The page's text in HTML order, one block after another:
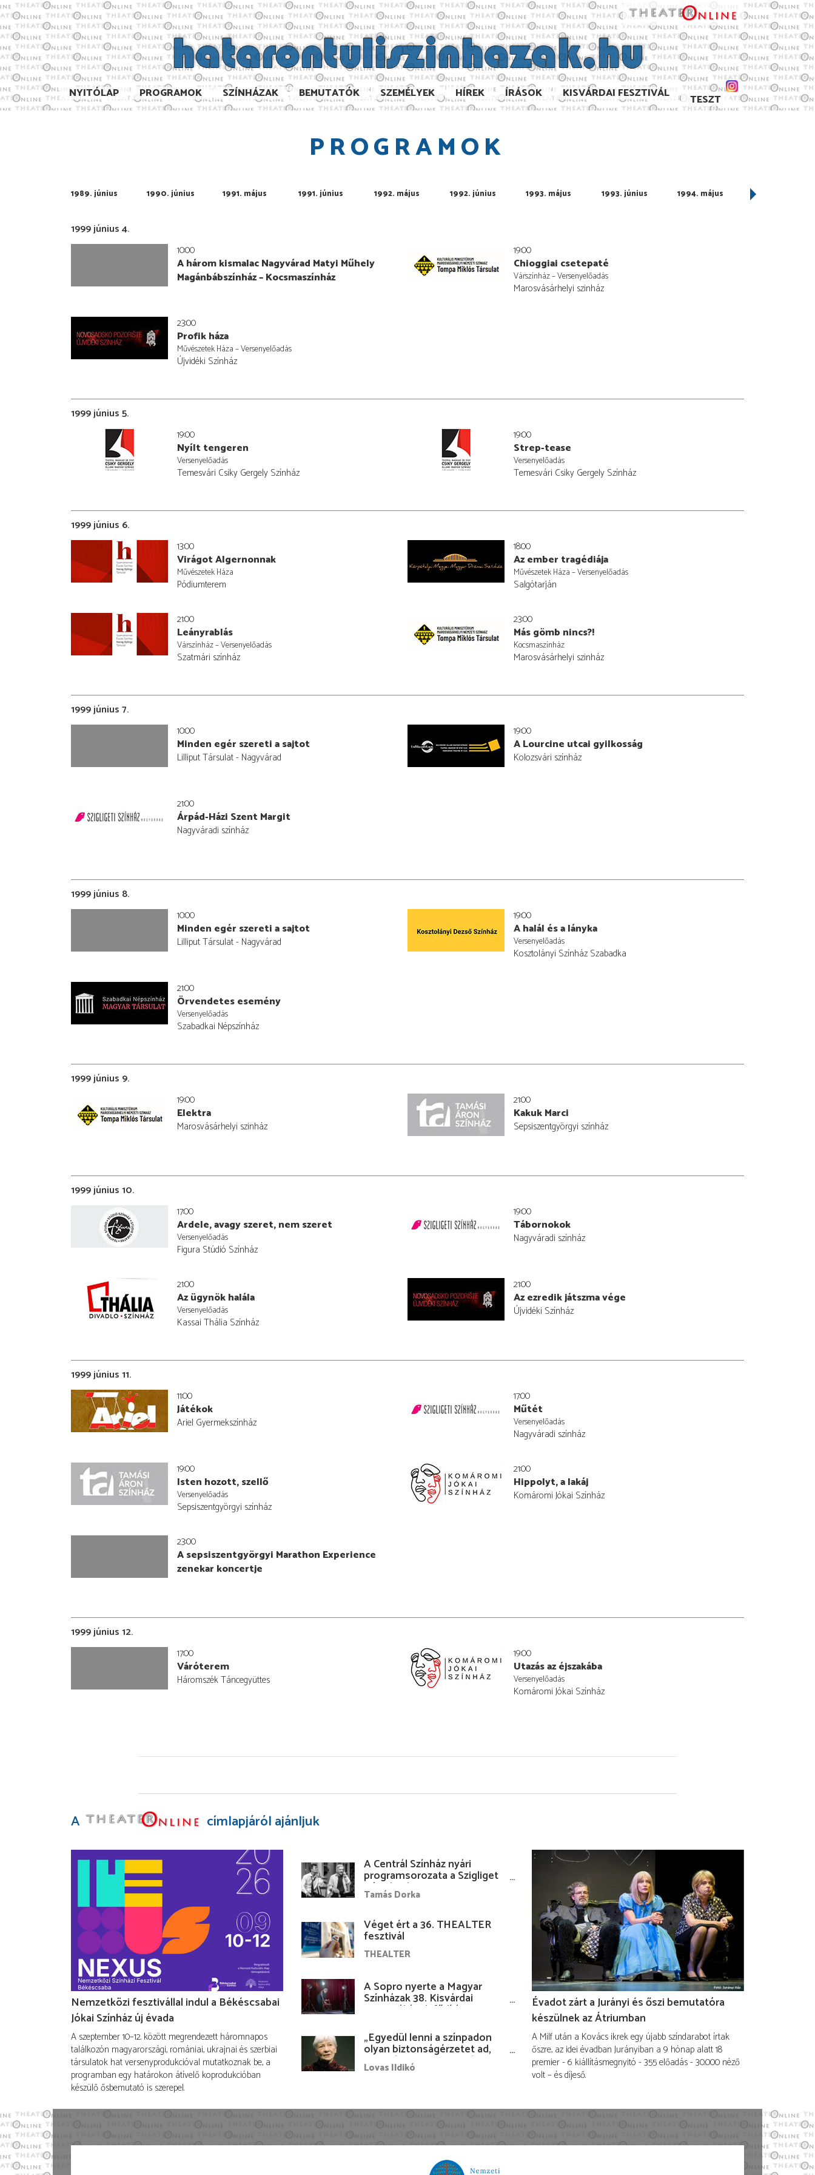
NYITÓLAP PROGRAMOK SZÍNHÁZAK BEMUTATÓK SZEMÉLYEK HÍREK ÍRÁSOK KISVÁRDAI FESZTIVÁL TESZT
PROGRAMOK
1989. június 1990. június 1991. május 1991. június 1992. május 1992. június 1993. május 1993. június 1994. május 1994. június
1999 június 4.
10:00
A három kismalac Nagyvárad Matyi Műhely
Magánbábszínház – Kocsmaszínház
19:00
Chioggiai csetepaté
Várszínház – Versenyelőadás
Marosvásárhelyi szinház
23:00
Profik háza
Művészetek Háza – Versenyelőadás
Újvidéki Színház
1999 június 5.
19:00
Nyílt tengeren
Versenyelőadás
Temesvári Csiky Gergely Színház
19:00
Strep-tease
Versenyelőadás
Temesvári Csiky Gergely Színház
1999 június 6.
13:00
Virágot Algernonnak
Művészetek Háza
Pódiumterem
18:00
Az ember tragédiája
Művészetek Háza – Versenyelőadás
Salgótarján
21:00
Leányrablás
Várszínház – Versenyelőadás
Szatmári színház
23:00
Más gömb nincs?!
Kocsmaszínház
Marosvásárhelyi szinház
1999 június 7.
10:00
Minden egér szereti a sajtot
Lilliput Társulat - Nagyvárad
19:00
A Lourcine utcai gyilkosság
Kolozsvári színház
21:00
Árpád-Házi Szent Margit
Nagyváradi színház
1999 június 8.
10:00
Minden egér szereti a sajtot
Lilliput Társulat - Nagyvárad
19:00
A halál és a lányka
Versenyelőadás
Kosztolányi Színház Szabadka
21:00
Örvendetes esemény
Versenyelőadás
Szabadkai Népszínház
1999 június 9.
19:00
Elektra
Marosvásárhelyi szinház
21:00
Kakuk Marci
Sepsiszentgyörgyi színház
1999 június 10.
17:00
Ardele, avagy szeret, nem szeret
Versenyelőadás
Figura Stúdió Színház
19:00
Tábornokok
Nagyváradi színház
21:00
Az ügynök halála
Versenyelőadás
Kassai Thália Színház
21:00
Az ezredik játszma vége
Újvidéki Színház
1999 június 11.
11:00
Játékok
Ariel Gyermekszínház
17:00
Műtét
Versenyelőadás
Nagyváradi színház
19:00
Isten hozott, szellő
Versenyelőadás
Sepsiszentgyörgyi színház
21:00
Hippolyt, a lakáj
Komáromi Jókai Színház
23:00
A sepsiszentgyörgyi Marathon Experience
zenekar koncertje
1999 június 12.
17:00
Váróterem
Háromszék Táncegyüttes
19:00
Utazás az éjszakába
Versenyelőadás
Komáromi Jókai Színház
A címlapjáról ajánljuk
Nemzetközi fesztivállal indul a Békéscsabai
Jókai Színház új évada
A szeptember 10–12. között megrendezett háromnapos
találkozón magyarországi, romániai, ukrajnai és szerbiai
társulatok hat versenyprodukcióval mutatkoznak be, a
programban egy határokon átívelő koprodukcióban
készülő ősbemutató is szerepel.
A Centrál Színház nyári
programsorozata a Szigliget
Várudvarban
Tamás Dorka
Véget ért a 36. THEALTER
fesztivál
THEALTER
A Sopro nyerte a Magyar
Színházak 38. Kisvárdai
Fesztiváljának fődíját
„Egyedül lenni a színpadon
olyan biztonságérzetet ad,
hogy lám, mindenki más
nélkül is megvagyok
Lovas Ildikó
Évadot zárt a Jurányi és őszi bemutatóra
készülnek az Átriumban
A Milf után a Kovács ikrek egy újabb színdarabot írtak
őszre, az idei évadban Jurányiban a 9 hónap alatt 18
premier - 6 kiállításmegnyitó - 355 előadás - 30.000 néző
volt – és díjeső.